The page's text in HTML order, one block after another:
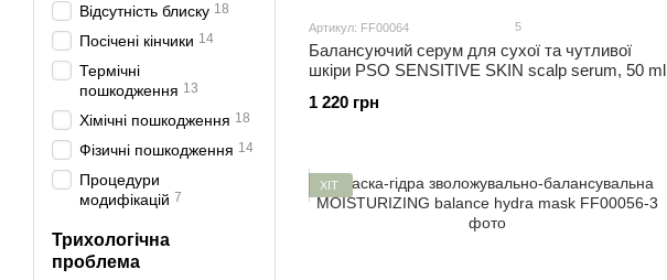
Артикул: FF00064 5
Балансуючий серум для сухої та чутливої
шкіри PSO SENSITIVE SKIN scalp serum, 50 ml
1 220 грн
ХІТ
Відсутність блиску 18
Посічені кінчики 14
Термічні
пошкодження 13
Хімічні пошкодження 18
Фізичні пошкодження 14
Процедури
модифікацій 7
Трихологічна
проблема